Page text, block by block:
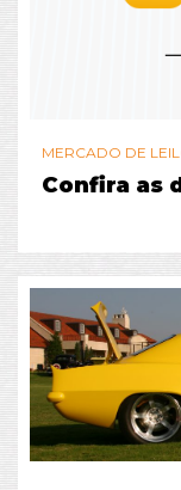
MERCADO DE
Confira as